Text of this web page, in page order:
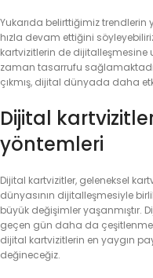
Yukarıda belirttiğimiz trendlerin
hızla devam ettiğini
kartvizitlerin de dijitalleşmesine
zaman tasarrufu
çıkmış, dijital dünyada daha
Dijital
yöntemleri
Dijital kartvizitler, geleneksel
dünyasının dijitalleşmesiyle
büyük değişimler yaşanmıştır.
geçen gün daha da
dijital kartvizitlerin en yaygın
değineceğiz.